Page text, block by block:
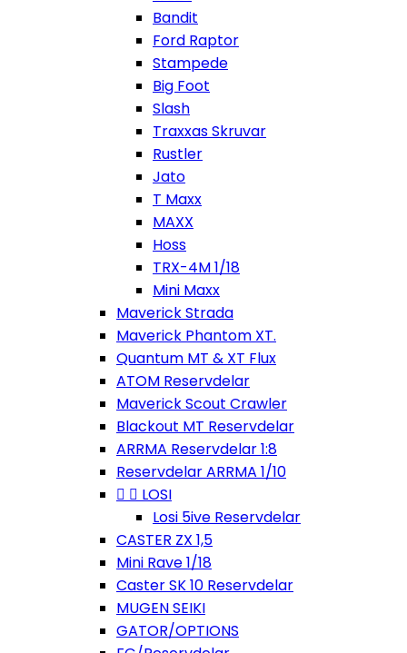
Bandit
Ford Raptor
Stampede
Big Foot
Slash
Traxxas Skruvar
Rustler
Jato
T Maxx
MAXX
Hoss
TRX-4M 1/18
Mini Maxx
Maverick Strada
Maverick Phantom XT.
Quantum MT & XT Flux
ATOM Reservdelar
Maverick Scout Crawler
Blackout MT Reservdelar
ARRMA Reservdelar 1:8
Reservdelar ARRMA 1/10
  LOSI
Losi 5ive Reservdelar
CASTER ZX 1,5
Mini Rave 1/18
Caster SK 10 Reservdelar
MUGEN SEIKI
GATOR/OPTIONS